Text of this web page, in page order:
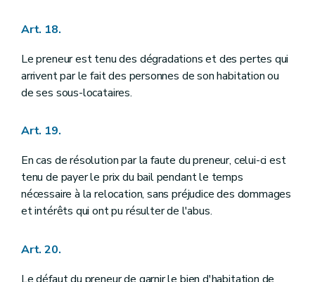
Art. 18.
Le preneur est tenu des dégradations et des pertes qui
arrivent par le fait des personnes de son habitation ou
de ses sous-locataires.
Art. 19.
En cas de résolution par la faute du preneur, celui-ci est
tenu de payer le prix du bail pendant le temps
nécessaire à la relocation, sans préjudice des dommages
et intérêts qui ont pu résulter de l'abus.
Art. 20.
Le défaut du preneur de garnir le bien d'habitation de